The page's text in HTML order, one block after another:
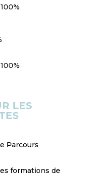
LES
Parcours
formations de